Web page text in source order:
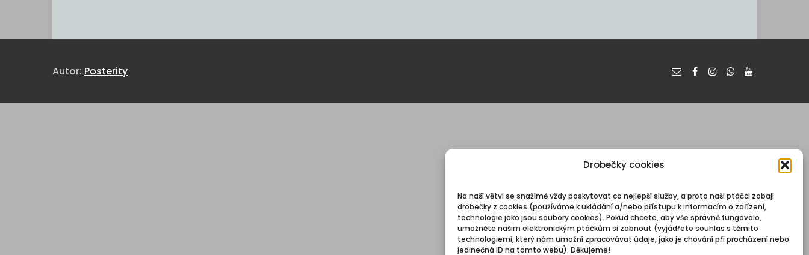
Drobečky cookies
Na naší větvi se snažímě vždy poskytovat co nejlepší služby, a proto naši ptáčci zobají
drobečky z cookies (používáme k ukládání a/nebo přístupu k informacím o zařízení,
technologie jako jsou soubory cookies). Pokud chcete, aby vše správně fungovalo,
umožněte našim elektronickým ptáčkům si zobnout (vyjádřete souhlas s těmito
technologiemi, který nám umožní zpracovávat údaje, jako je chování při procházení nebo
jedinečná ID na tomto webu). Děkujeme!
Autor: Posterity